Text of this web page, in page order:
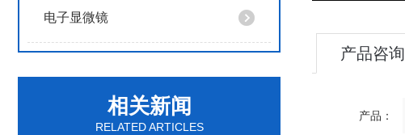
电子显微镜
相关新闻
RELATED ARTICLES
产品咨询
产品：